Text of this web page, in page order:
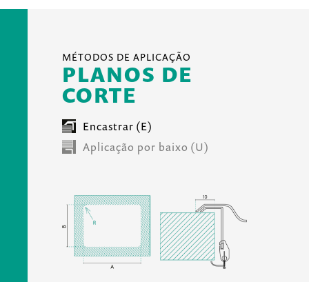
MÉTODOS DE APLICAÇÃO
PLANOS DE
CORTE
Encastrar (E)
Aplicação por baixo (U)